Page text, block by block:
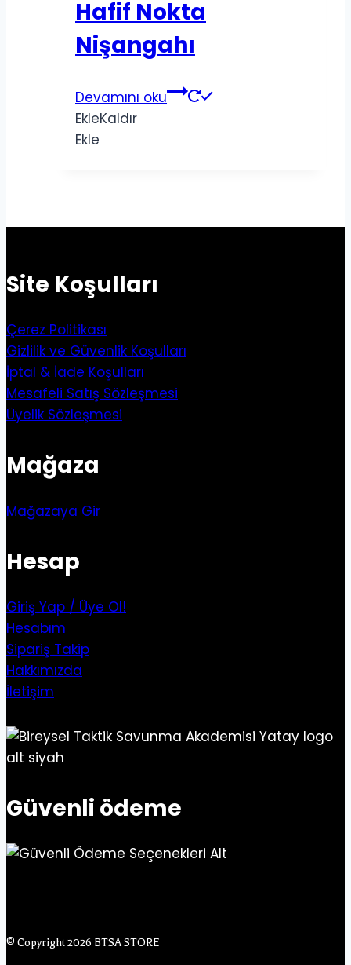
Hafif Nokta
Nişangahı
Devamını oku
EkleKaldır
Ekle
Site Koşulları
Çerez Politikası
Gizlilik ve Güvenlik Koşulları
İptal & İade Koşulları
Mesafeli Satış Sözleşmesi
Üyelik Sözleşmesi
Mağaza
Mağazaya Gir
Hesap
Giriş Yap / Üye Ol!
Hesabım
Sipariş Takip
Hakkımızda
İletişim
Güvenli ödeme
© Copyright 2026 BTSA STORE